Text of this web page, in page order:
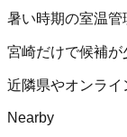
暑い時期の室温管
宮崎だけで候補が
近隣県やオンライ
Nearby